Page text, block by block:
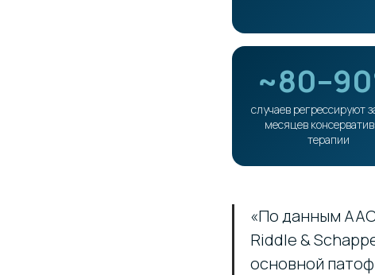
случаев регрессируют
месяцев
терапии
«По данным
Riddle &
основной